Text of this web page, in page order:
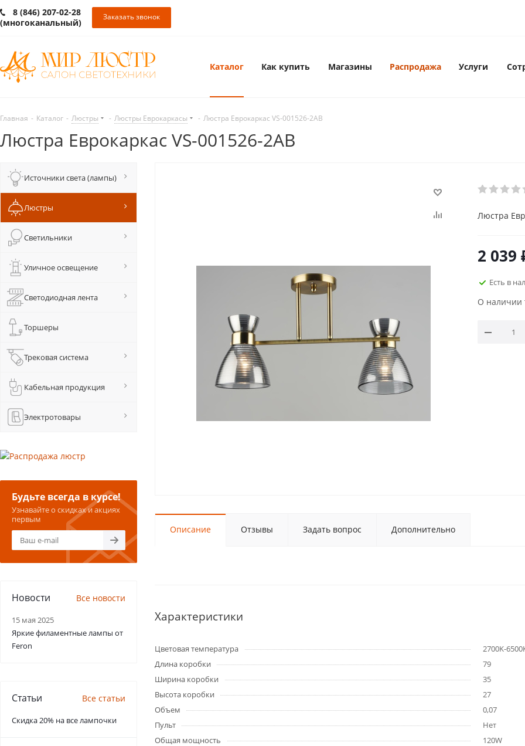
8 (846) 207-02-28
(многоканальный)
Заказать звонок
Каталог Как купить Магазины Распродажа Услуги
Главная - Каталог - Люстры - Люстры Еврокаркасы - Люстра Еврокаркас VS-001526-2AB
Люстра Еврокаркас VS-001526-2AB
Люстра
2 039
Есть в
О наличии
Описание Отзывы Задать вопрос Дополнительно
Характеристики
Цветовая температура
2700K-
Длина коробки
79
Ширина коробки
35
Высота коробки
27
Объем
0,07
Пульт
Нет
Общая мощность
120W
Источники света (лампы)
Люстры
Светильники
Уличное освещение
Светодиодная лента
Торшеры
Трековая система
Кабельная продукция
Электротовары
Будьте всегда в курсе!
Узнавайте о скидках и акциях
первым
Новости Все новости
15 мая 2025
Яркие филаментные лампы от
Feron
Статьи Все статьи
Скидка 20% на все лампочки